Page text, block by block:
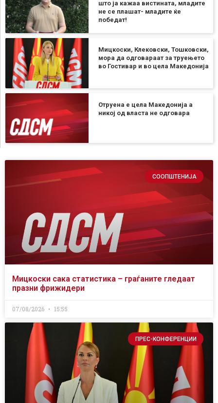
што ја кажаа вистината, младите
не се плашат- младите ќе
победат!
Мицкоски, Клековски, Тошковски,
мора да одговараат за труењето
во Гостивар и во цела Македонија
Отруена е цела Македонија а
никој од власта не одговара
СООПШТЕНИЈА
Мицкоски сака статистика – граѓаните гледаат
празни фрижидери
07/08/2026 15:55
ПРЕС-КОНФЕРЕНЦИИ